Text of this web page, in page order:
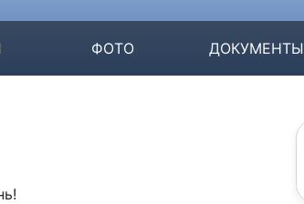
ФОТО ДОКУМЕНТЫ